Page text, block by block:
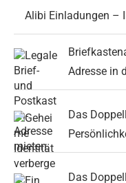
Alibi Einladungen –
Adresse in
Das
Das